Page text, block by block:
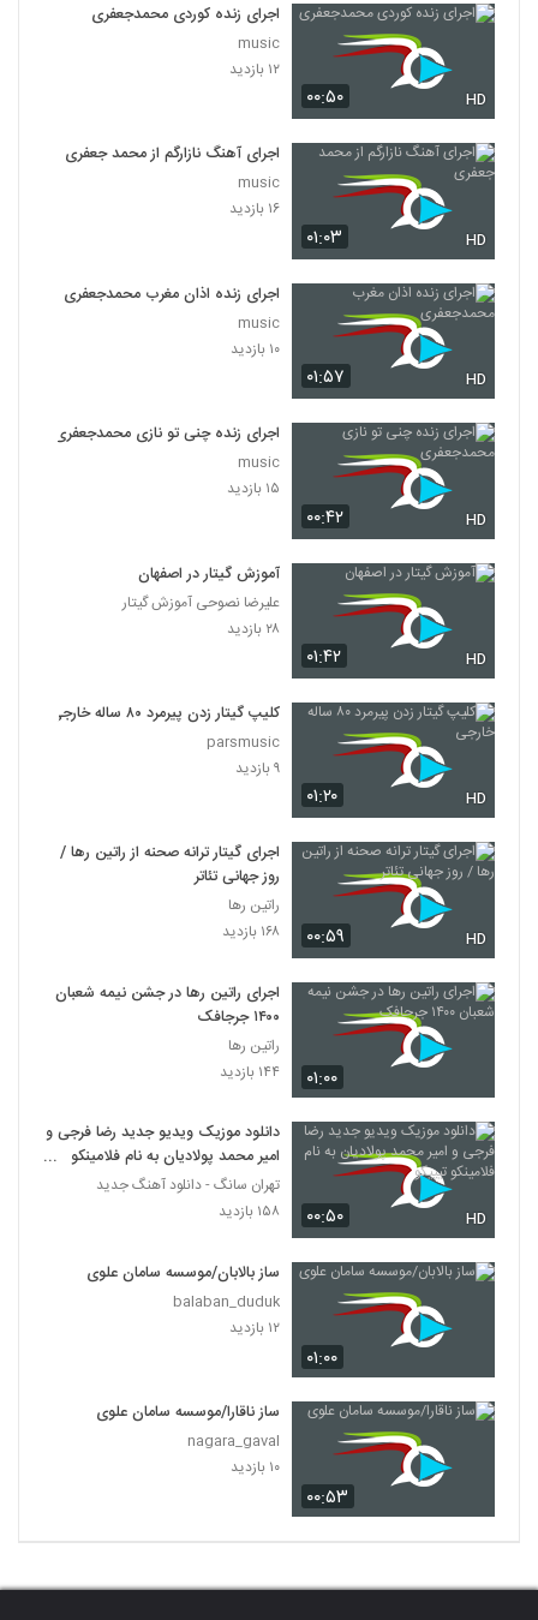
۰۰:۵۰ HD
اجرای زنده کوردی محمدجعفری
music
۱۲ بازدید
۰۱:۰۳ HD
اجرای آهنگ نازارگم از محمد جعفری
music
۱۶ بازدید
۰۱:۵۷ HD
اجرای زنده اذان مغرب محمدجعفری
music
۱۰ بازدید
۰۰:۴۲ HD
اجرای زنده چنی تو نازی محمدجعفری
music
۱۵ بازدید
۰۱:۴۲ HD
آموزش گیتار در اصفهان
علیرضا نصوحی آموزش گیتار
۲۸ بازدید
۰۱:۲۰ HD
کلیپ گیتار زدن پیرمرد ۸۰ ساله خارجی
parsmusic
۹ بازدید
۰۰:۵۹ HD
اجرای گیتار ترانه صحنه از راتین رها /
روز جهانی تئاتر
راتین رها
۱۶۸ بازدید
۰۱:۰۰
اجرای راتین رها در جشن نیمه شعبان
۱۴۰۰ جرجافک
راتین رها
۱۴۴ بازدید
۰۰:۵۰ HD
دانلود موزیک ویدیو جدید رضا فرجی و
امیر محمد پولادیان به نام فلامینکو
تیپیکو
تهران سانگ - دانلود آهنگ جدید
۱۵۸ بازدید
۰۱:۰۰
ساز بالابان/موسسه سامان علوی
balaban_duduk
۱۲ بازدید
۰۰:۵۳
ساز ناقارا/موسسه سامان علوی
nagara_gaval
۱۰ بازدید